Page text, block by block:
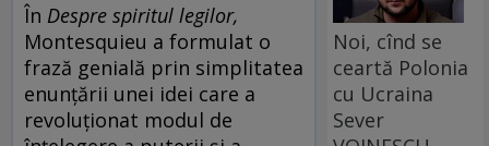
În Despre spiritul legilor,
Montesquieu a formulat o
frază genială prin simplitatea
enunțării unei idei care a
revoluționat modul de
Noi, cînd se
ceartă Polonia
cu Ucraina
Sever